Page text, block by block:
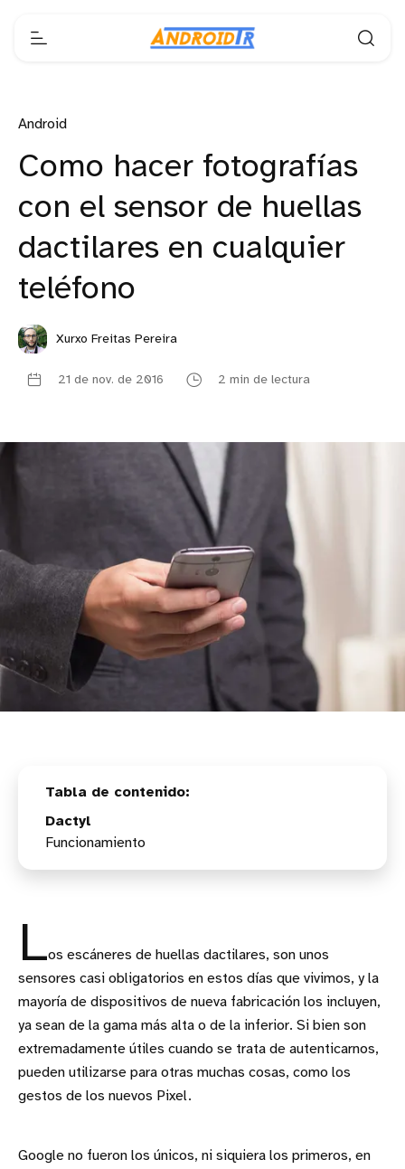
Android
Como hacer fotografías
con el sensor de huellas
dactilares en cualquier
teléfono
Xurxo Freitas Pereira
21 de nov. de 2016 2 min de lectura
Dactyl
Funcionamiento
Los escáneres de huellas dactilares, son unos
sensores casi obligatorios en estos días que vivimos, y la
mayoría de dispositivos de nueva fabricación los incluyen,
ya sean de la gama más alta o de la inferior. Si bien son
extremadamente útiles cuando se trata de autenticarnos,
pueden utilizarse para otras muchas cosas, como los
gestos de los nuevos Pixel.
Google no fueron los únicos, ni siquiera los primeros, en